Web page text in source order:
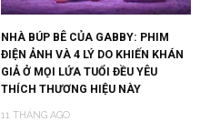
NHÀ BÚP BÊ CỦA GABBY: PHIM
ĐIỆN ẢNH VÀ 4 LÝ DO KHIẾN KHÁN
GIẢ Ở MỌI LỨA TUỔI ĐỀU YÊU
THÍCH THƯƠNG HIỆU NÀY
11 THÁNG AGO